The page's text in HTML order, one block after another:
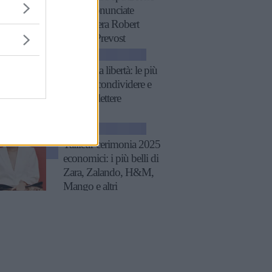
XIV, pronunciate
quando era Robert
Francis Prevost
Frasi sulla libertà: le più
belle da condividere e
su cui riflettere
Tailleur cerimonia 2025
economici: i più belli di
Zara, Zalando, H&M,
Mango e altri